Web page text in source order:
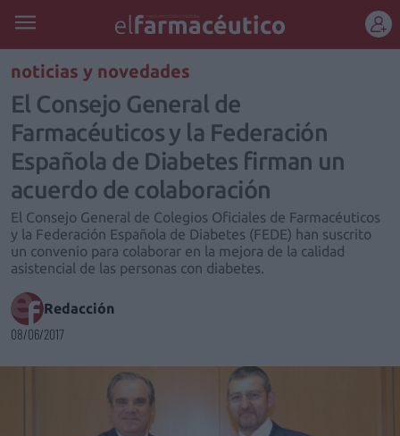
REGÍSTRATE
noticias y novedades
El Consejo General de
Farmacéuticos y la Federación
Española de Diabetes firman un
acuerdo de colaboración
El Consejo General de Colegios Oficiales de Farmacéuticos
y la Federación Española de Diabetes (FEDE) han suscrito
un convenio para colaborar en la mejora de la calidad
asistencial de las personas con diabetes.
Redacción
08/06/2017